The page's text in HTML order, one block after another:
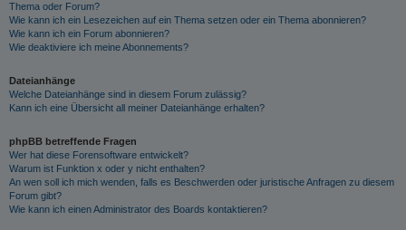
Thema oder Forum?
Wie kann ich ein Lesezeichen auf ein Thema setzen oder ein Thema abonnieren?
Wie kann ich ein Forum abonnieren?
Wie deaktiviere ich meine Abonnements?
Dateianhänge
Welche Dateianhänge sind in diesem Forum zulässig?
Kann ich eine Übersicht all meiner Dateianhänge erhalten?
phpBB betreffende Fragen
Wer hat diese Forensoftware entwickelt?
Warum ist Funktion x oder y nicht enthalten?
An wen soll ich mich wenden, falls es Beschwerden oder juristische Anfragen zu diesem
Forum gibt?
Wie kann ich einen Administrator des Boards kontaktieren?